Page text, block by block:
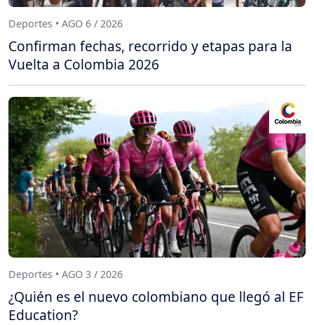
Deportes • AGO 6 / 2026
Confirman fechas, recorrido y etapas para la
Vuelta a Colombia 2026
Deportes • AGO 3 / 2026
¿Quién es el nuevo colombiano que llegó al EF
Education?